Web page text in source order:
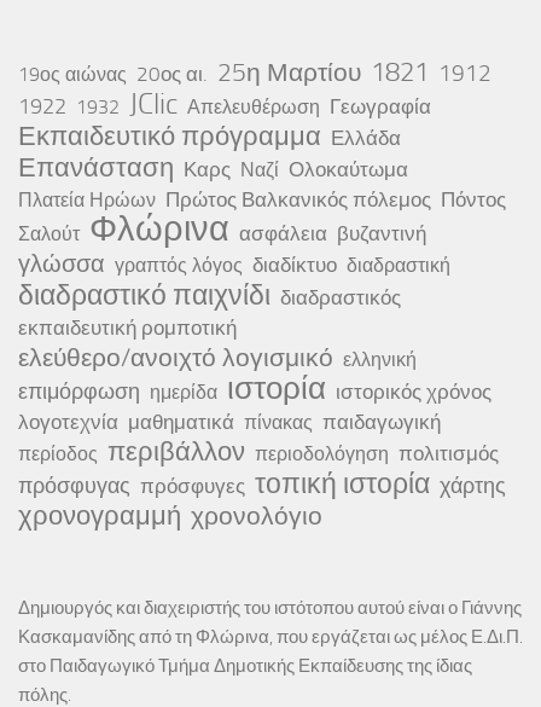
19ος αιώνας 20ος αι. 25η Μαρτίου 1821 1912
1922 1932 JClic Απελευθέρωση Γεωγραφία
Εκπαιδευτικό πρόγραμμα Ελλάδα
Επανάσταση Καρς Ναζί Ολοκαύτωμα
Πλατεία Ηρώων Πρώτος Βαλκανικός πόλεμος Πόντος
Σαλούτ Φλώρινα ασφάλεια βυζαντινή
γλώσσα γραπτός λόγος διαδίκτυο διαδραστική
διαδραστικό παιχνίδι διαδραστικός
εκπαιδευτική ρομποτική
ελεύθερο/ανοιχτό λογισμικό ελληνική
επιμόρφωση ημερίδα ιστορία ιστορικός χρόνος
λογοτεχνία μαθηματικά πίνακας παιδαγωγική
περίοδος περιβάλλον περιοδολόγηση πολιτισμός
πρόσφυγας πρόσφυγες τοπική ιστορία χάρτης
χρονογραμμή χρονολόγιο
Δημιουργός και διαχειριστής του ιστότοπου αυτού είναι ο Γιάννης
Κασκαμανίδης από τη Φλώρινα, που εργάζεται ως μέλος Ε.Δι.Π.
στο Παιδαγωγικό Τμήμα Δημοτικής Εκπαίδευσης της ίδιας
πόλης.